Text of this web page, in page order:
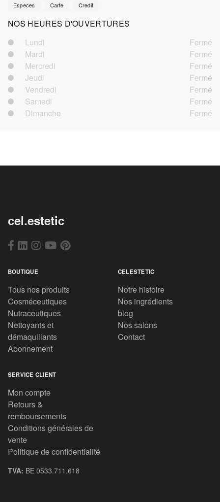
Especes Carte Credit
NOS HEURES D'OUVERTURES
Lundi
Fermé
Mardi
Fermé
Mercredi
Fermé
Jeudi
Fermé
Vendredi
Fermé
Samedi
Fermé
Dimanche
Fermé
cel.estetic
BOUTIQUE
Tous nos produits
Cosméceutiques
Nutraceutiques
Nettoyants et
démaquillants
Abonnement
CELESTETIC
Notre histoire
Nos ingrédients
blog
Nos salons
Contact
SERVICE CLIENT
Mon compte
Retours &
remboursements
Conditions générales de
vente
Politique de confidentialité
TVA: BE 0533.711.618